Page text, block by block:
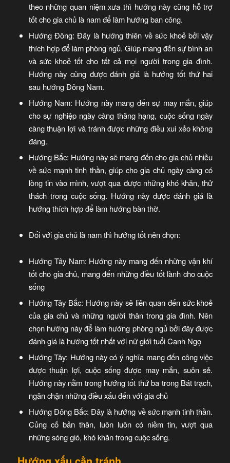
theo những quan niệm xưa thì hướng này cũng hỗ trợ
tốt cho gia chủ là nam để làm hướng ban công.
Hướng Đông: Đây là hướng thiên về sức khoẻ bởi vậy
thích hợp để làm phòng ngủ. Giúp mang đến sự bình an
và sức khoẻ tốt cho tất cả mọi người trong gia đình.
Hướng này cũng được đánh giá là hướng tốt thứ hai
sau hướng Đông Nam.
Hướng Nam: Hướng này mang đến sự may mắn, giúp
cho sự nghiệp ngày càng thăng hạng, cuộc sống ngày
càng thuận lợi và tránh được những điều xui xẻo không
đáng.
Hướng Bắc: Hướng này sẽ mang đến cho gia chủ nhiều
về sức mạnh tinh thần, giúp cho gia chủ ngày càng có
lòng tin vào mình, vượt qua được những khó khăn, thử
thách trong cuộc sống. Hướng này được đánh giá là
hướng thích hợp để làm hướng bàn thờ.
Đối với gia chủ là nam thì hướng tốt nên chọn:
Hướng Tây Nam: Hướng này mang đến những vận khí
tốt cho gia chủ, mang đến những điều tốt lành cho cuộc
sống
Hướng Tây Bắc: Hướng này sẽ liên quan đến sức khoẻ
của gia chủ và những người thân trong gia đình. Nên
chọn hướng này để làm hướng phòng ngủ bởi đây được
đánh giá là hướng tốt nhất với nữ giới tuổi Canh Ngọ
Hướng Tây: Hướng này có ý nghĩa mang đến công việc
được thuận lợi, cuộc sống được may mắn, suôn sẻ.
Hướng này nằm trong hướng tốt thứ ba trong Bát trạch,
ngăn chặn những điều xấu đến với gia chủ
Hướng Đông Bắc: Đây là hướng về sức mạnh tinh thần.
Củng cố bản thân, luôn luôn có niềm tin, vượt qua
những sóng gió, khó khăn trong cuộc sống.